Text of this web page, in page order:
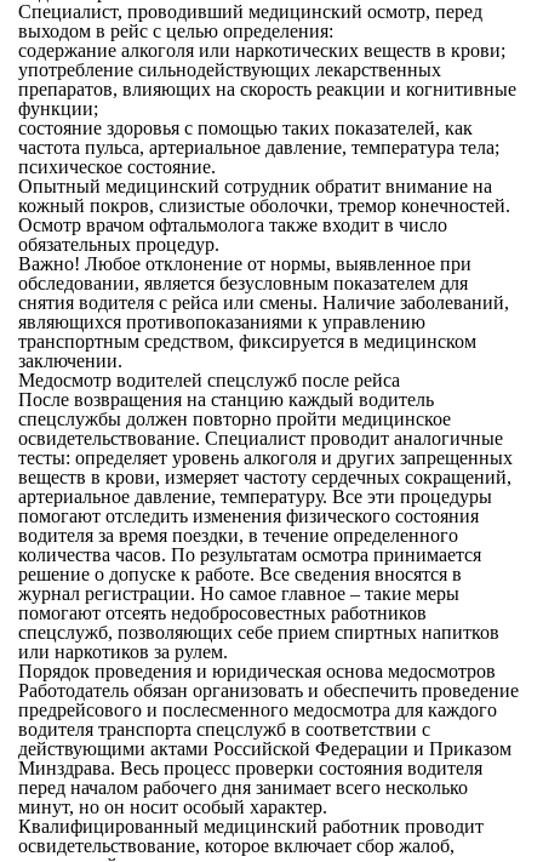
Специалист, проводивший медицинский осмотр, перед
выходом в рейс с целью определения:
содержание алкоголя или наркотических веществ в крови;
употребление сильнодействующих лекарственных
препаратов, влияющих на скорость реакции и когнитивные
функции;
состояние здоровья с помощью таких показателей, как
частота пульса, артериальное давление, температура тела;
психическое состояние.
Опытный медицинский сотрудник обратит внимание на
кожный покров, слизистые оболочки, тремор конечностей.
Осмотр врачом офтальмолога также входит в число
обязательных процедур.
Важно! Любое отклонение от нормы, выявленное при
обследовании, является безусловным показателем для
снятия водителя с рейса или смены. Наличие заболеваний,
являющихся противопоказаниями к управлению
транспортным средством, фиксируется в медицинском
заключении.
Медосмотр водителей спецслужб после рейса
После возвращения на станцию каждый водитель
спецслужбы должен повторно пройти медицинское
освидетельствование. Специалист проводит аналогичные
тесты: определяет уровень алкоголя и других запрещенных
веществ в крови, измеряет частоту сердечных сокращений,
артериальное давление, температуру. Все эти процедуры
помогают отследить изменения физического состояния
водителя за время поездки, в течение определенного
количества часов. По результатам осмотра принимается
решение о допуске к работе. Все сведения вносятся в
журнал регистрации. Но самое главное – такие меры
помогают отсеять недобросовестных работников
спецслужб, позволяющих себе прием спиртных напитков
или наркотиков за рулем.
Порядок проведения и юридическая основа медосмотров
Работодатель обязан организовать и обеспечить проведение
предрейсового и послесменного медосмотра для каждого
водителя транспорта спецслужб в соответствии с
действующими актами Российской Федерации и Приказом
Минздрава. Весь процесс проверки состояния водителя
перед началом рабочего дня занимает всего несколько
минут, но он носит особый характер.
Квалифицированный медицинский работник проводит
освидетельствование, которое включает сбор жалоб,